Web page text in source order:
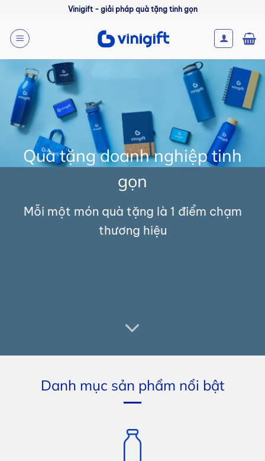
nội
dung
Vinigift - giải pháp quà tặng tinh gọn
Quà tặng doanh nghiệp tinh
gọn
Mỗi một món quà tặng là 1 điểm chạm
thương hiệu
Danh mục sản phẩm nổi bật